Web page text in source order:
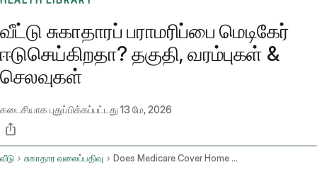
வீட்டு சுகாதாரப் பராமரிப்பை மெடிகேர்
ஈடுசெய்கிறதா? தகுதி, வரம்புகள் &
செலவுகள்
கடைசியாக புதுப்பிக்கப்பட்டது 13 மே, 2026
வீடு சுகாதார வலைப்பதிவு Does Medicare Cover Home Health Care